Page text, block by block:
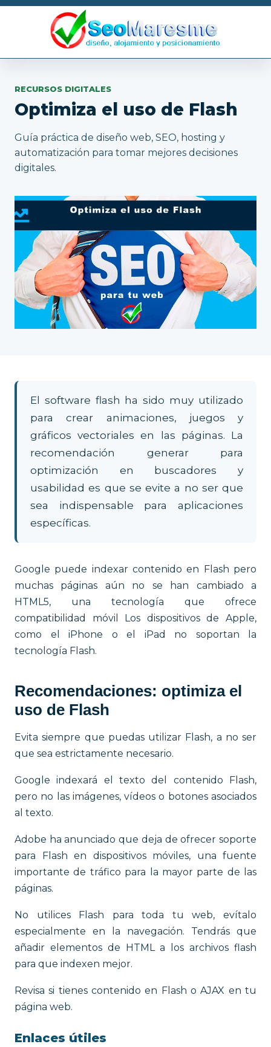
RECURSOS DIGITALES
Optimiza el uso de Flash
Guía práctica de diseño web, SEO, hosting y
automatización para tomar mejores decisiones
digitales.
El software flash ha sido muy utilizado
para crear animaciones, juegos y
gráficos vectoriales en las páginas. La
recomendación generar para
optimización en buscadores y
usabilidad es que se evite a no ser que
sea indispensable para aplicaciones
específicas.
Google puede indexar contenido en Flash pero
muchas páginas aún no se han cambiado a
HTML5, una tecnología que ofrece
compatibilidad móvil Los dispositivos de Apple,
como el iPhone o el iPad no soportan la
tecnología Flash.
Recomendaciones: optimiza el
uso de Flash
Evita siempre que puedas utilizar Flash, a no ser
que sea estrictamente necesario.
Google indexará el texto del contenido Flash,
pero no las imágenes, vídeos o botones asociados
al texto.
Adobe ha anunciado que deja de ofrecer soporte
para Flash en dispositivos móviles, una fuente
importante de tráfico para la mayor parte de las
páginas.
No utilices Flash para toda tu web, evítalo
especialmente en la navegación. Tendrás que
añadir elementos de HTML a los archivos flash
para que indexen mejor.
Revisa si tienes contenido en Flash o AJAX en tu
página web.
Enlaces útiles